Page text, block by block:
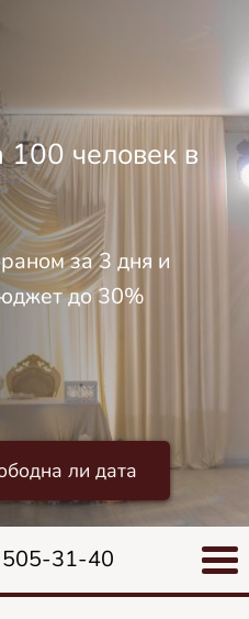
100 человек в
за 3 дня и
до 30%
ли дата
31-40